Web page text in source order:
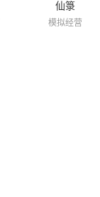
仙箓
模拟经营